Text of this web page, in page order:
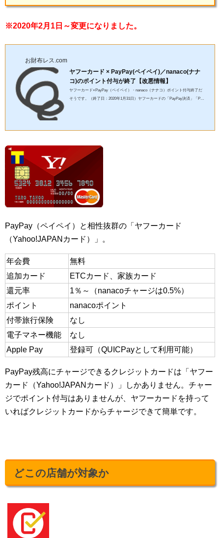
※2020年2月1日～変更になりました。
お財布レス.com
ヤフーカード × PayPay(ペイペイ)／nanaco(ナナ
コ)のポイント付与が終了【改悪情報】
ヤフーカード×PayPay（ペイペイ）・nanaco（ナナコ）ポイント付与終了だ
そうです。（終了日：2020年1月31日）ヤフーカードの「PayPay決済」「Pay
PayPay（ペイペイ）と相性抜群の「ヤフーカード
（Yahoo!JAPANカード）」。
年会費
無料
追加カード
ETCカード、家族カード
還元率
1％～（nanacoチャージは0.5%）
ポイント
nanacoポイント
付帯旅行保険
なし
電子マネー機能
なし
Apple Pay
登録可（QUICPayとして利用可能）
PayPay残高にチャージできるクレジットカードは「ヤフー
カード（Yahoo!JAPANカード）」しかありません。チャー
ジでポイント付与はありませんが、ヤフーカードを持って
いればクレジットカードからチャージできて簡単です。
どこの店舗が対象か